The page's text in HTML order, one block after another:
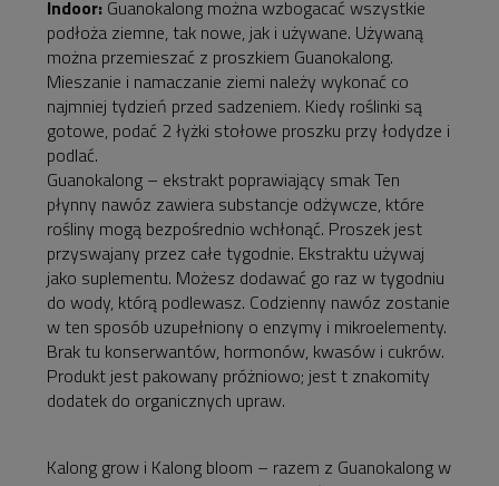
Indoor: Guanokalong można wzbogacać wszystkie
podłoża ziemne, tak nowe, jak i używane. Używaną
można przemieszać z proszkiem Guanokalong.
Mieszanie i namaczanie ziemi należy wykonać co
najmniej tydzień przed sadzeniem. Kiedy roślinki są
gotowe, podać 2 łyżki stołowe proszku przy łodydze i
podlać.
Guanokalong – ekstrakt poprawiający smak Ten
płynny nawóz zawiera substancje odżywcze, które
rośliny mogą bezpośrednio wchłonąć. Proszek jest
przyswajany przez całe tygodnie. Ekstraktu używaj
jako suplementu. Możesz dodawać go raz w tygodniu
do wody, którą podlewasz. Codzienny nawóz zostanie
w ten sposób uzupełniony o enzymy i mikroelementy.
Brak tu konserwantów, hormonów, kwasów i cukrów.
Produkt jest pakowany próżniowo; jest t znakomity
dodatek do organicznych upraw.
Kalong grow i Kalong bloom – razem z Guanokalong w